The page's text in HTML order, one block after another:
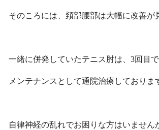
そのころには、頚部腰部は大幅に改善が
一緒に併発していたテニス肘は、3回目で
メンテナンスとして通院治療しておりま
自律神経の乱れでお困りな方はいません